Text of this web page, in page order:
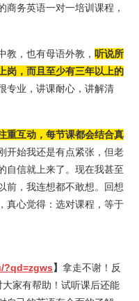
商务英语一对一培训课程，
教，也有母语外教， 听说所
岗，而且至少有三年以上的
专业，讲课耐心，讲解清
重互动，每节课都会结合真
开始我还是有点紧张，但老
自信就上来了。现在我甚至
前，我连想都不敢想。回想
真心觉得：选对课程，等于
?qd=zgws】 拿走不谢！反
家有帮助！试听课后还能